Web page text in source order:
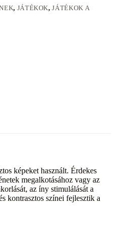
, JÁTÉKOK,JÁTÉKOK A
képeket használt. Érdekes
megalkotásához vagy az
az íny stimulálását a
kontrasztos színei fejlesztik a